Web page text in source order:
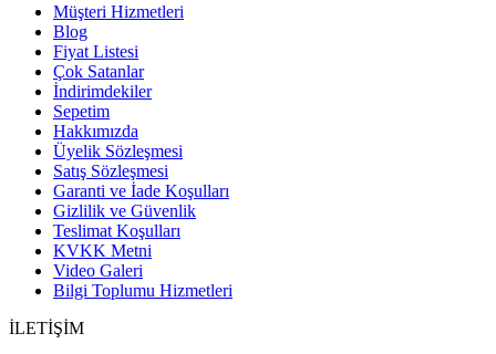
Müşteri Hizmetleri
Blog
Fiyat Listesi
Çok Satanlar
İndirimdekiler
Sepetim
Hakkımızda
Üyelik Sözleşmesi
Satış Sözleşmesi
Garanti ve İade Koşulları
Gizlilik ve Güvenlik
Teslimat Koşulları
KVKK Metni
Video Galeri
Bilgi Toplumu Hizmetleri
İLETİŞİM